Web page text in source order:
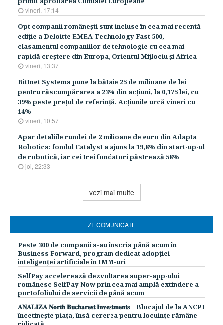
vineri, 17:14
Opt companii româneşti sunt incluse în cea mai recentă
ediţie a Deloitte EMEA Technology Fast 500,
clasamentul companiilor de tehnologie cu cea mai
rapidă creştere din Europa, Orientul Mijlociu şi Africa
vineri, 13:37
Bittnet Systems pune la bătaie 25 de milioane de lei
pentru răscumpărarea a 23% din acţiuni, la 0,175 lei, cu
39% peste preţul de referinţă. Acţiunile urcă vineri cu
14%
vineri, 10:57
Apar detaliile rundei de 2 milioane de euro din Adapta
Robotics: fondul Catalyst a ajuns la 19,8% din start-up-ul
de robotică, iar cei trei fondatori păstrează 58%
joi, 22:33
vezi mai multe
ZF COMUNICATE
Peste 300 de companii s-au înscris până acum în
Business Forward, program dedicat adopției
inteligenței artificiale în IMM-uri
SelfPay accelerează dezvoltarea super-app-ului
românesc SelfPay Now prin cea mai amplă extindere a
portofoliului de servicii de până acum
𝐀𝐍𝐀𝐋𝐈𝐙𝐀 𝐍𝐨𝐫𝐭𝐡 𝐁𝐮𝐜𝐡𝐚𝐫𝐞𝐬𝐭 𝐈𝐧𝐯𝐞𝐬𝐭𝐦𝐞𝐧𝐭𝐬 | Blocajul de la ANCPI
încetinește piața, însă cererea pentru locuințe rămâne